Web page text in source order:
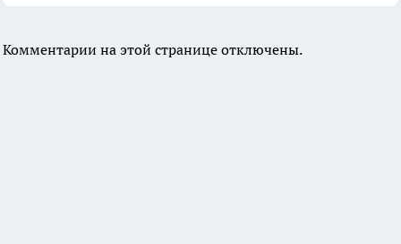
Комментарии на этой странице отключены.